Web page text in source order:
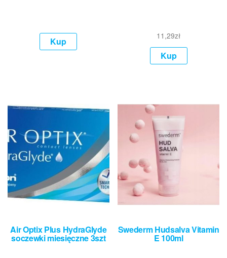
Kup 11,29zł
Kup
Air Optix Plus HydraGlyde
soczewki miesięczne 3szt
Swederm Hudsalva Vitamin
E 100ml